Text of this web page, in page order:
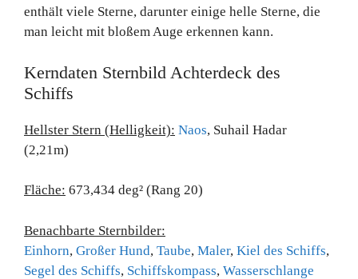
enthält viele Sterne, darunter einige helle Sterne, die
man leicht mit bloßem Auge erkennen kann.
Kerndaten Sternbild Achterdeck des
Schiffs
Hellster Stern (Helligkeit): Naos, Suhail Hadar
(2,21m)
Fläche: 673,434 deg² (Rang 20)
Benachbarte Sternbilder:
Einhorn, Großer Hund, Taube, Maler, Kiel des Schiffs,
Segel des Schiffs, Schiffskompass, Wasserschlange